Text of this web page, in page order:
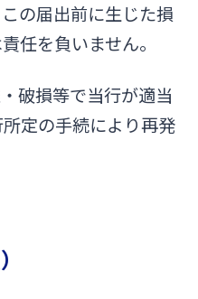
の届出前に生じた損
任を負いません。
破損等で当行が適当
定の手続により再発